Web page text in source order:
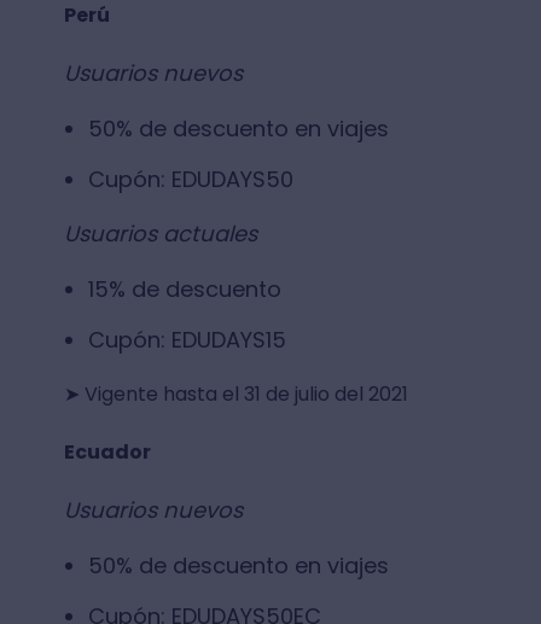
Perú
Usuarios nuevos
50% de descuento en viajes
Cupón: EDUDAYS50
Usuarios actuales
15% de descuento
Cupón: EDUDAYS15
➤ Vigente hasta el 31 de julio del 2021
Ecuador
Usuarios nuevos
50% de descuento en viajes
Cupón: EDUDAYS50EC